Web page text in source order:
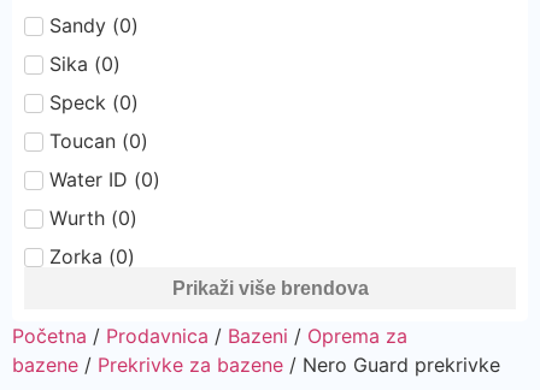
Sandy (0)
Sika (0)
Speck (0)
Toucan (0)
Water ID (0)
Wurth (0)
Zorka (0)
Prikaži više brendova
Početna / Prodavnica / Bazeni / Oprema za
bazene / Prekrivke za bazene / Nero Guard prekrivke